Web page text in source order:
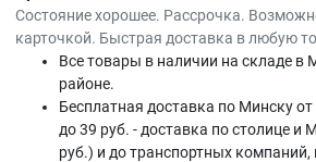
Состояние хорошее. Рассрочка.
карточкой. Быстрая доставка в любую
Все товары в наличии на складе в
районе.
Бесплатная доставка по Минску
до 39 руб. - доставка по столице и
руб.) и до транспортных компаний,